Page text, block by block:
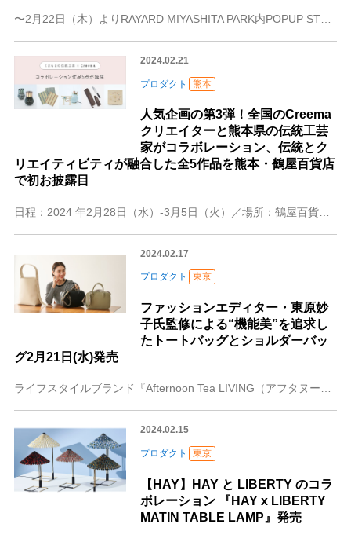
〜2月22日（木）よりRAYARD MIYASHITA PARK内POPUP STOREにて先行発売〜 統合コマースプラットフォーム「ecforce」を提供する
2024.02.21
プロダクト 熊本
人気企画の第3弾！全国のCreema
クリエイターと熊本県の伝統工芸
家がコラボレーション、伝統とク
リエイティビティが融合した全5作品を熊本・鶴屋百貨店
で初お披露目
日程：2024 年2月28日（水）-3月5日（火）／場所：鶴屋百貨店 本館5階（熊本市内）日本最大のハンドメイドマーケットプレイス「Creema（クリーマ）」を
2024.02.17
プロダクト 東京
ファッションエディター・東原妙
子氏監修による“機能美”を追求し
たトートバッグとショルダーバッ
グ2月21日(水)発売
ライフスタイルブランド『Afternoon Tea LIVING（アフタヌーンティー・リビング）』は、ファッションエディター・東原妙子氏が監修した“機能美”を追
2024.02.15
プロダクト 東京
【HAY】HAY と LIBERTY のコラ
ボレーション 『HAY x LIBERTY
MATIN TABLE LAMP』発売